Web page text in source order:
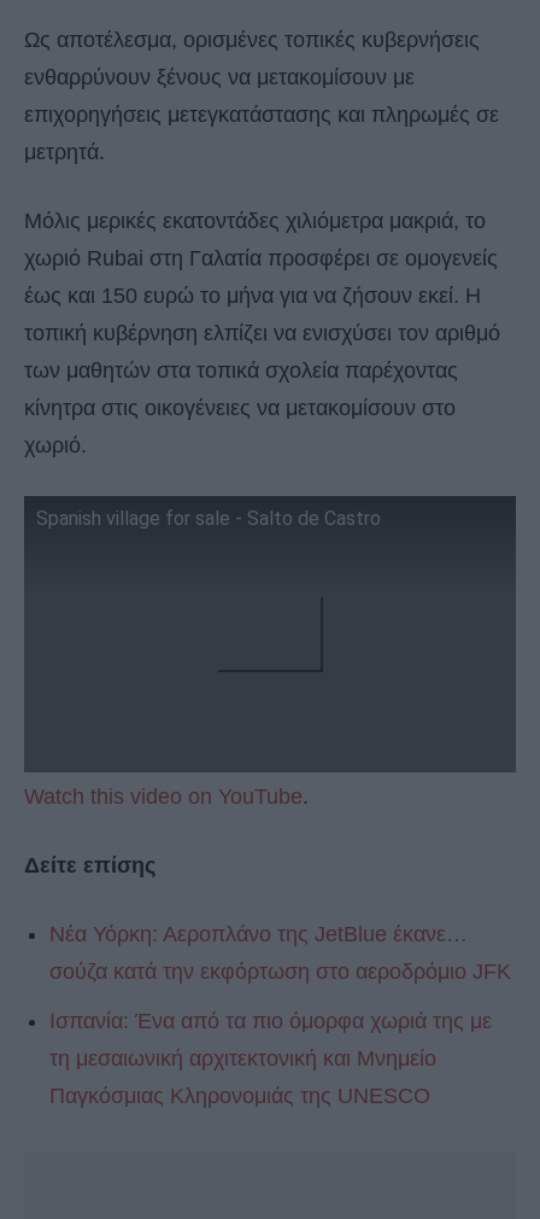
Ως αποτέλεσμα, ορισμένες τοπικές κυβερνήσεις
ενθαρρύνουν ξένους να μετακομίσουν με
επιχορηγήσεις μετεγκατάστασης και πληρωμές σε
μετρητά.
Μόλις μερικές εκατοντάδες χιλιόμετρα μακριά, το
χωριό Rubai στη Γαλατία προσφέρει σε ομογενείς
έως και 150 ευρώ το μήνα για να ζήσουν εκεί. Η
τοπική κυβέρνηση ελπίζει να ενισχύσει τον αριθμό
των μαθητών στα τοπικά σχολεία παρέχοντας
κίνητρα στις οικογένειες να μετακομίσουν στο
χωριό.
Spanish village for sale - Salto de Castro
Watch this video on YouTube.
Δείτε επίσης
Νέα Υόρκη: Αεροπλάνο της JetBlue έκανε…
σούζα κατά την εκφόρτωση στο αεροδρόμιο JFK
Ισπανία: Ένα από τα πιο όμορφα χωριά της με
τη μεσαιωνική αρχιτεκτονική και Μνημείο
Παγκόσμιας Κληρονομιάς της UNESCO